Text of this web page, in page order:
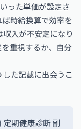
った単価が設定さ
時給換算で効率を
入が不安定になり
重視するか、自分
た記載に出会うこ
期健康診断 副